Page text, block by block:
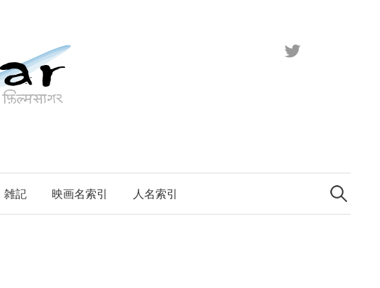
雑記 映画名索引 人名索引
検
索: